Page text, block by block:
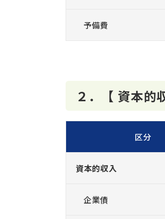
予備費
２．【 資本的
区分
資本的収入
企業債